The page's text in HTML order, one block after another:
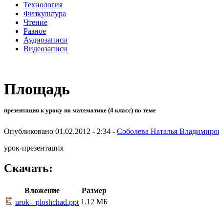
Технология
Физкультура
Чтение
Разное
Аудиозаписи
Видеозаписи
Площадь
презентация к уроку по математике (4 класс) по теме
Опубликовано 01.02.2012 - 2:34 - Соболева Наталья
урок-презентация
Скачать:
Вложение
Размер
urok-_ploshchad.ppt 1.12 МБ